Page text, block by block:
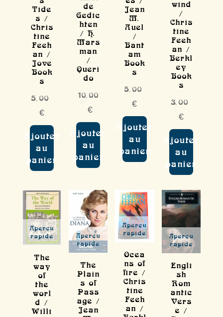
Tide
s /
Chris
tine
Feeh
an /
Jove
Book
s
5,00
€
Ajouter
au
panier
de
Gedic
hten
/ H.
Mars
man
/
Queri
do
10,00
€
Ajouter
au
panier
Jean
M.
Auel
/
Bant
am
Book
s
5,00
€
Ajouter
au
panier
wind
/
Chris
tine
Feeh
an /
Berkl
ey
Book
s
3,00
€
Ajouter
au
panier
Aperçu
rapide
The
way
of
the
worl
d /
Willi
Aperçu
rapide
The
Plain
s of
Pass
age /
Jean
Aperçu
rapide
Ocea
ns of
fire /
Chris
tine
Feeh
an /
Aperçu
rapide
Engli
sh
Rom
antic
Vers
e /